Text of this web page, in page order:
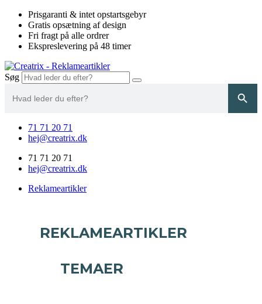
Videre
indhold
Prisgaranti & intet opstartsgebyr
Gratis opsætning af design
Fri fragt på alle ordrer
Ekspreslevering på 48 timer
Søg
for:
71 71 20 71
hej@creatrix.dk
71 71 20 71
hej@creatrix.dk
Reklameartikler
REKLAMEARTIKLER
TEMAER